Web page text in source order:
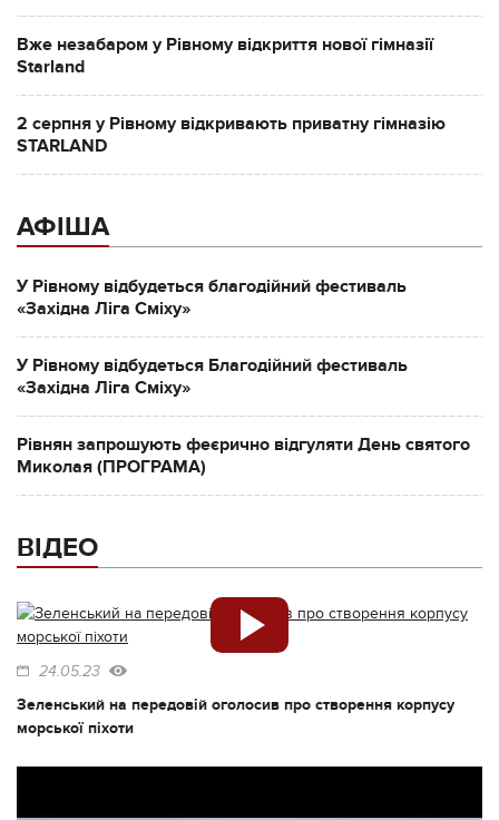
Вже незабаром у Рівному відкриття нової гімназії
Starland
2 серпня у Рівному відкривають приватну гімназію
STARLAND
АФІША
У Рівному відбудеться благодійний фестиваль
«Західна Ліга Сміху»
У Рівному відбудеться Благодійний фестиваль
«Західна Ліга Сміху»
Рівнян запрошують феєрично відгуляти День святого
Миколая (ПРОГРАМА)
ВІДЕО
24.05.23
Зеленський на передовій оголосив про створення корпусу
морської піхоти